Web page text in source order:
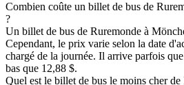
Combien coûte un billet de bus de
?
Un billet de bus de Ruremonde à
Cependant, le prix varie selon la date
chargé de la journée. Il arrive parfois
bas que 12,88 $.
Quel est le billet de bus le moins cher de